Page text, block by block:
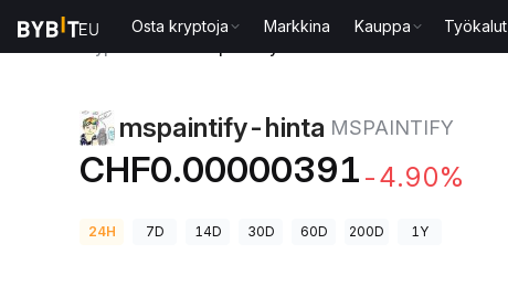
Osta kryptoja Markkina Kauppa Työkalut
mspaintify-hinta MSPAINTIFY
CHF0.00000391 -4.90%
24H 7D 14D 30D 60D 200D 1Y